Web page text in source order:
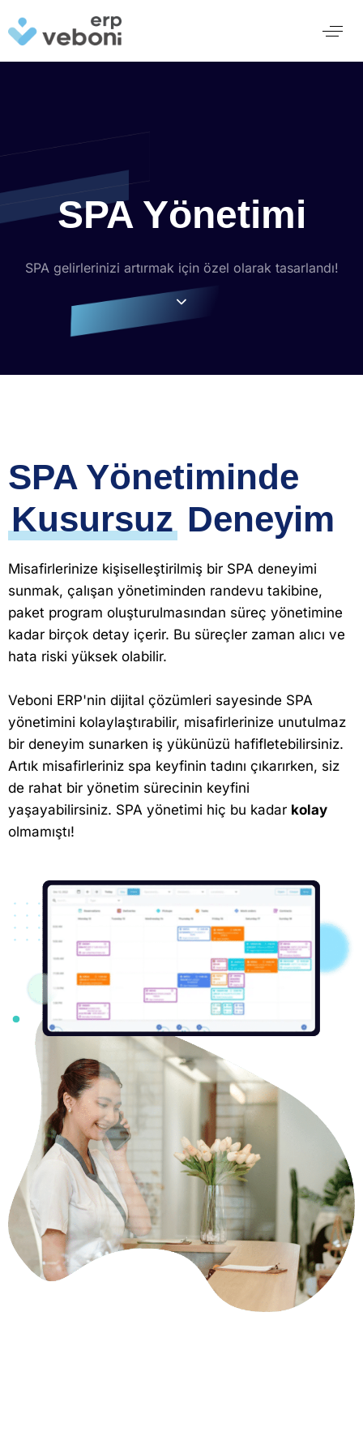
SPA Yönetimi
SPA gelirlerinizi artırmak için özel olarak tasarlandı!
SPA Yönetiminde
Kusursuz Deneyim
Misafirlerinize kişiselleştirilmiş bir SPA deneyimi
sunmak, çalışan yönetiminden randevu takibine,
paket program oluşturulmasından süreç yönetimine
kadar birçok detay içerir. Bu süreçler zaman alıcı ve
hata riski yüksek olabilir.
Veboni ERP'nin dijital çözümleri sayesinde SPA
yönetimini kolaylaştırabilir, misafirlerinize unutulmaz
bir deneyim sunarken iş yükünüzü hafifletebilirsiniz.
Artık misafirleriniz spa keyfinin tadını çıkarırken, siz
de rahat bir yönetim sürecinin keyfini
yaşayabilirsiniz. SPA yönetimi hiç bu kadar kolay
olmamıştı!